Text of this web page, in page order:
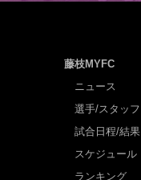
藤枝MYFC
ニュース
選手/スタッフ
試合日程/結果
スケジュール
ランキング